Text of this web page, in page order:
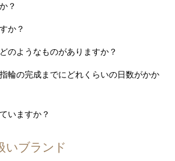
？
か？
のようなものがありますか？
輪の完成までにどれくらいの日数がかか
いますか？
いブランド